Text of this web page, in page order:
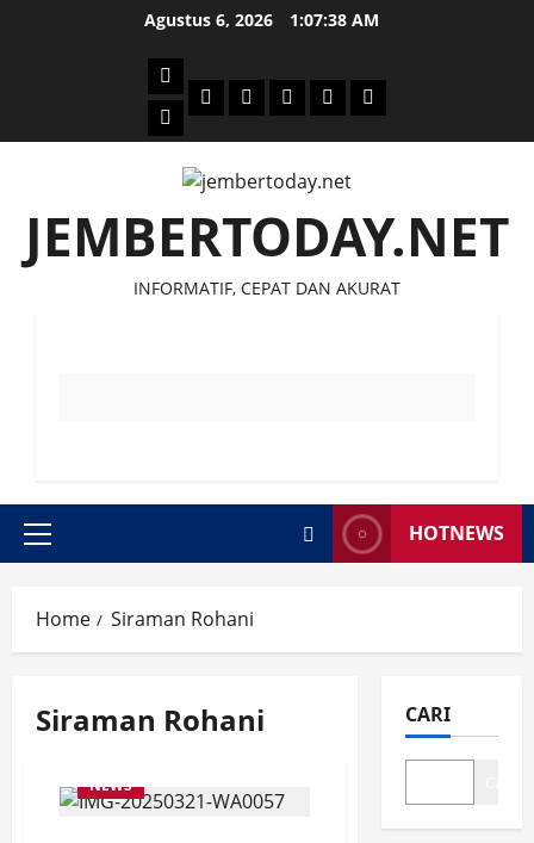
Agustus 6, 2026 1:07:38 AM
Beranda
News
PolitikOtomotifEkonomiSosialtentang
JEMBERTODAY.NET
INFORMATIF, CEPAT DAN AKURAT
Primary
HOTNEWS
Home Siraman Rohani
Siraman Rohani
NEWS
CARI